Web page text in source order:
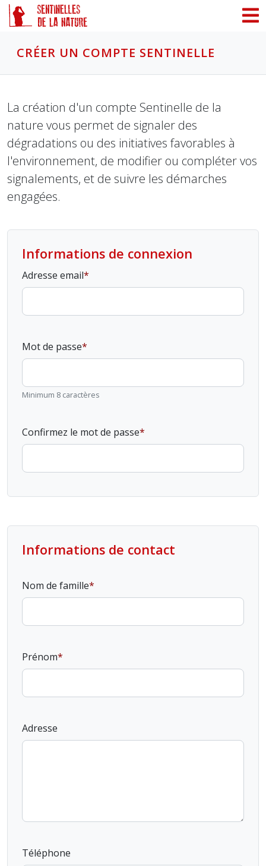
CRÉER UN COMPTE SENTINELLE
La création d'un compte Sentinelle de la
nature vous permet de signaler des
dégradations ou des initiatives favorables à
l'environnement, de modifier ou compléter vos
signalements, et de suivre les démarches
engagées.
Informations de connexion
Adresse email
Mot de passe
Minimum 8 caractères
Confirmez le mot de passe
Informations de contact
Nom de famille
Prénom
Adresse
Téléphone
Panneau de gestion des cookies